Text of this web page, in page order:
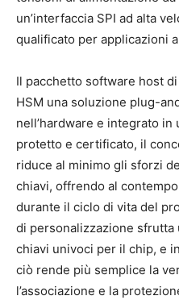
un’interfaccia SPI ad alta
qualificato per applicazioni
Il pacchetto software host
HSM una soluzione plug-
nell’hardware e integrato
protetto e certificato, il
riduce al minimo gli sforzi
chiavi, offrendo al
durante il ciclo di vita del
di personalizzazione
chiavi univoci per il chip, e
ciò rende più semplice la
l’associazione e la